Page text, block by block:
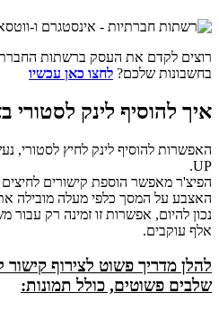
רוצים לקדם את העסק ברשתות
בחשבונות שלכם? לחצו כאן עכשיו
איך להוסיף לינק לסטורי
UP.
הפיצ'ר מאפשר הוספת קישורים
האצבע על המסך כלפי מעלה מובילה
אלף עוקבים.
להלן מדריך פשוט לצירוף
שלבים פשוטים, כולל תמונות: